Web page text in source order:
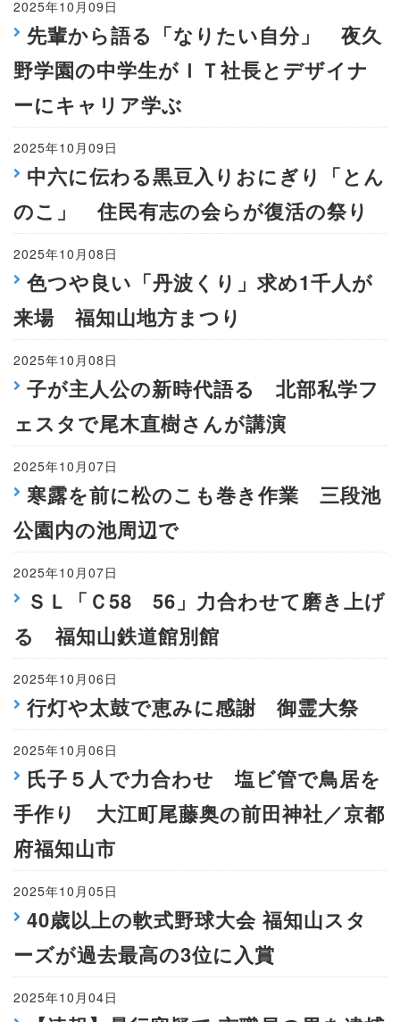
2025年10月09日
先輩から語る「なりたい自分」 夜久
野学園の中学生がＩＴ社長とデザイナ
ーにキャリア学ぶ
2025年10月09日
中六に伝わる黒豆入りおにぎり「とん
のこ」 住民有志の会らが復活の祭り
2025年10月08日
色つや良い「丹波くり」求め1千人が
来場 福知山地方まつり
2025年10月08日
子が主人公の新時代語る 北部私学フ
ェスタで尾木直樹さんが講演
2025年10月07日
寒露を前に松のこも巻き作業 三段池
公園内の池周辺で
2025年10月07日
ＳＬ「Ｃ58 56」力合わせて磨き上げ
る 福知山鉄道館別館
2025年10月06日
行灯や太鼓で恵みに感謝 御霊大祭
2025年10月06日
氏子５人で力合わせ 塩ビ管で鳥居を
手作り 大江町尾藤奥の前田神社／京都
府福知山市
2025年10月05日
40歳以上の軟式野球大会 福知山スタ
ーズが過去最高の3位に入賞
2025年10月04日